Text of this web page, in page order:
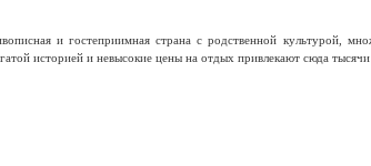
и гостеприимная страна с родственной культурой,
историей и невысокие цены на отдых привлекают сюда